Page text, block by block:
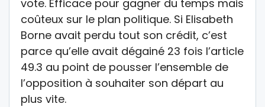
vote. Efficace pour gagner du temps mais
coûteux sur le plan politique. Si Elisabeth
Borne avait perdu tout son crédit, c’est
parce qu’elle avait dégainé 23 fois l’article
49.3 au point de pousser l’ensemble de
l’opposition à souhaiter son départ au
plus vite.